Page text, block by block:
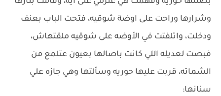
وشرارها وراحت على اوضة شوقيه، فتحت الباب بعنف
ودخلت، واتلفتت في الأوضه على شوقيه ملقتهاش،
فبصت لعديله اللي كانت باصالها بعيون عتلمع من
الشماته، قربت عليها حوريه وسألتها وهي جازه علي
سنانها: